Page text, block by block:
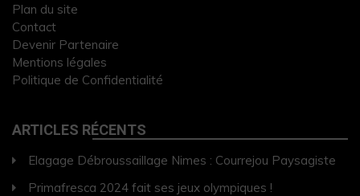
Plan du site
Contact
Devenir Partenaire
Mentions légales
Politique de Confidentialité
ARTICLES RÉCENTS
Elagage Débroussaillage Nimes : Courrejou Paysagiste
Primafresca 2024 fait ses jeux olympiques !